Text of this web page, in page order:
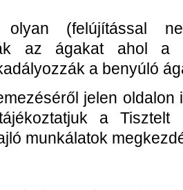
olyan (felújítással
az ágakat ahol a
a benyúló
jelen oldalon
a Tisztelt
munkálatok